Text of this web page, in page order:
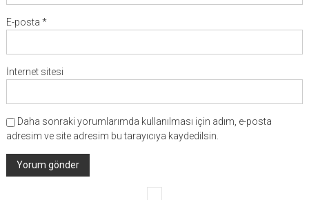
E-posta *
İnternet sitesi
Daha sonraki yorumlarımda kullanılması için adım, e-posta
adresim ve site adresim bu tarayıcıya kaydedilsin.